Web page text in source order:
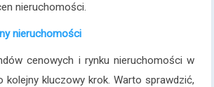
nieruchomości.
nieruchomości
cenowych i rynku nieruchomości w
kolejny kluczowy krok. Warto sprawdzić,